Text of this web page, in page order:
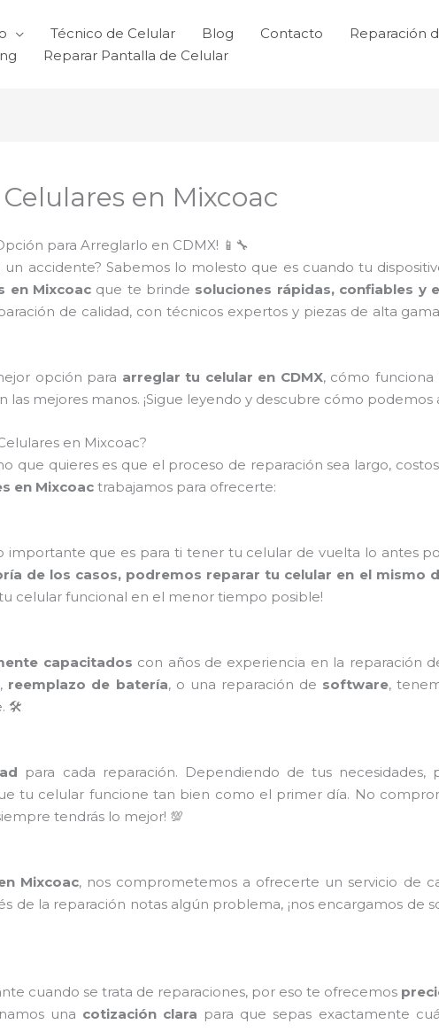
Técnico de Celular Blog Contacto
Reparación
Reparar Pantalla de Celular
en Mixcoac
para Arreglarlo en CDMX! 📱🔧
accidente? Sabemos lo molesto que es cuando tu
en Mixcoacque te brinde soluciones rápidas, confiables y
de calidad, con técnicos expertos y piezas de alta
opción para arreglar tu celular en CDMX, cómo
mejores manos. ¡Sigue leyendo y descubre cómo podemos
en Mixcoac?
que quieres es que el proceso de reparación sea largo,
en Mixcoac trabajamos para ofrecerte:
importante que es para ti tener tu celular de vuelta lo antes
de los casos, podremos reparar tu celular en el mismo
celular funcional en el menor tiempo posible!
capacitados con años de experiencia en la reparación
, reemplazo de batería, o una reparación de software,
🛠️
para cada reparación. Dependiendo de tus necesidades,
tu celular funcione tan bien como el primer día. No
tendrás lo mejor! 💯
Mixcoac, nos comprometemos a ofrecerte un servicio de
de la reparación notas algún problema, ¡nos encargamos de
cuando se trata de reparaciones, por eso te ofrecemos
una cotización clara para que sepas exactamente